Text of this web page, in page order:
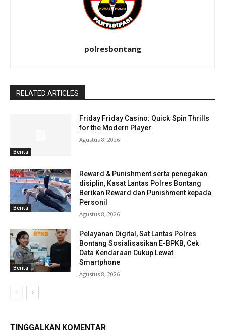
polresbontang
RELATED ARTICLES
Berita
Friday Friday Casino: Quick‑Spin Thrills
for the Modern Player
Agustus 8, 2026
Berita
Reward & Punishment serta penegakan
disiplin, Kasat Lantas Polres Bontang
Berikan Reward dan Punishment kepada
Personil
Agustus 8, 2026
Berita
Pelayanan Digital, Sat Lantas Polres
Bontang Sosialisasikan E-BPKB, Cek
Data Kendaraan Cukup Lewat
Smartphone
Agustus 8, 2026
TINGGALKAN KOMENTAR